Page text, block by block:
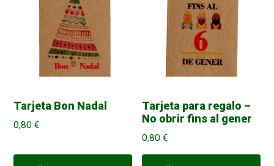
Tarjeta Bon Nadal
0,80€
Tarjeta para regalo –
No obrir fins al gener
0,80€